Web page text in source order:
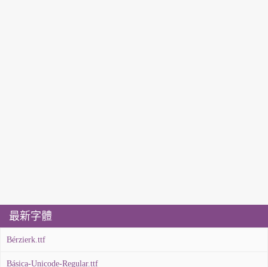
最新字體
Bérzierk.ttf
Básica-Unicode-Regular.ttf